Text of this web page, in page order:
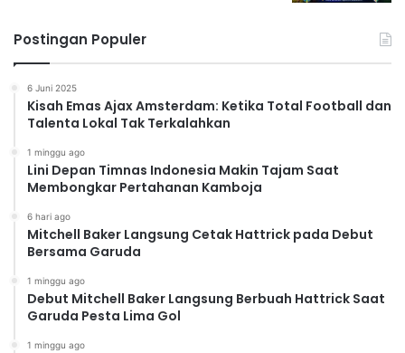
Postingan Populer
6 Juni 2025
Kisah Emas Ajax Amsterdam: Ketika Total Football dan
Talenta Lokal Tak Terkalahkan
1 minggu ago
Lini Depan Timnas Indonesia Makin Tajam Saat
Membongkar Pertahanan Kamboja
6 hari ago
Mitchell Baker Langsung Cetak Hattrick pada Debut
Bersama Garuda
1 minggu ago
Debut Mitchell Baker Langsung Berbuah Hattrick Saat
Garuda Pesta Lima Gol
1 minggu ago